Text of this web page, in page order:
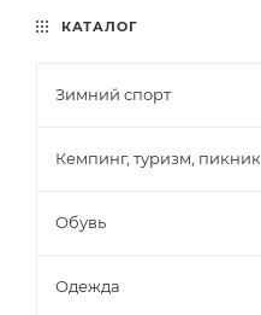
КАТАЛОГ
Зимний спорт
Кемпинг, туризм, пикник
Обувь
Одежда